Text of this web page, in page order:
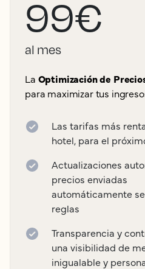
99€
al mes
La Optimización de
para maximizar tus
Las tarifas más
hotel, para el
Actualizaciones
precios enviadas
automáticamente
reglas
Transparencia y
una visibilidad de
inigualable y